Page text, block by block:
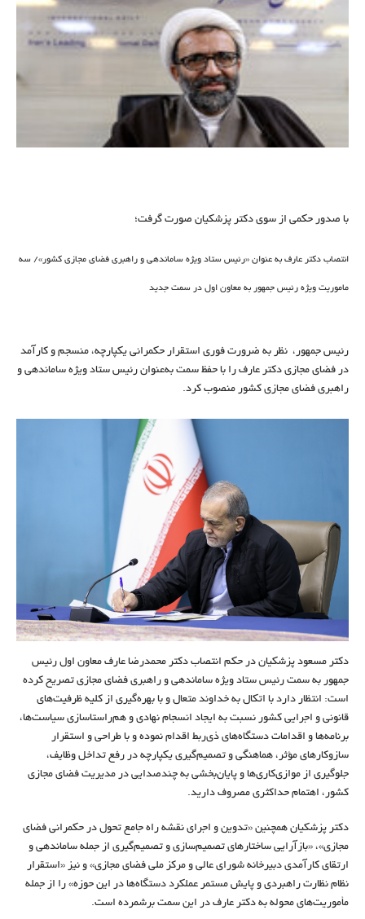
با صدور حکمی از سوی دکتر پزشکیان صورت گرفت؛
انتصاب دکتر عارف به عنوان «رئیس ستاد ویژه ساماندهی و راهبری فضای مجازی کشور»/ سه
ماموریت ویژه رئیس جمهور به معاون اول در سمت جدید
رئیس جمهور، نظر به ضرورت فوری استقرار حکمرانی یکپارچه، منسجم و کارآمد
در فضای مجازی دکتر عارف را با حفظ سمت به‌عنوان رئیس ستاد ویژه ساماندهی و
راهبری فضای مجازی کشور منصوب کرد.
دکتر مسعود پزشکیان در حکم انتصاب دکتر محمدرضا عارف معاون اول رئیس
جمهور به سمت رئیس ستاد ویژه ساماندهی و راهبری فضای مجازی تصریح کرده
است: انتظار دارد با اتکال به خداوند متعال و با بهره‌گیری از کلیه ظرفیت‌های
قانونی و اجرایی کشور نسبت به ایجاد انسجام نهادی و هم‌راستاسازی سیاست‌ها،
برنامه‌ها و اقدامات دستگاه‌های ذی‌ربط اقدام نموده و با طراحی و استقرار
سازوکارهای مؤثر، هماهنگی و تصمیم‌گیری یکپارچه در رفع تداخل وظایف،
جلوگیری از موازی‌کاری‌ها و پایان‌بخشی به چندصدایی در مدیریت فضای مجازی
کشور، اهتمام حداکثری مصروف دارید.
دکتر پزشکیان همچنین «تدوین و اجرای نقشه راه جامع تحول در حکمرانی فضای
مجازی»، «بازآرایی ساختارهای تصمیم‌سازی و تصمیم‌گیری از جمله ساماندهی و
ارتقای کارآمدی دبیرخانه شورای عالی و مرکز ملی فضای مجازی» و نیز «استقرار
نظام نظارت راهبردی و پایش مستمر عملکرد دستگاه‌ها در این حوزه» را از جمله
مأموریت‌های محوله به دکتر عارف در این سمت برشمرده است.